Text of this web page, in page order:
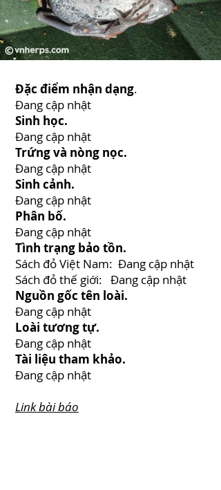
Đặc điểm nhận dạng.
Đang cập nhật
Sinh học.
Đang cập nhật
Trứng và nòng nọc.
Đang cập nhật
Sinh cảnh.
Đang cập nhật
Phân bố.
Đang cập nhật
Tình trạng bảo tồn.
Sách đỏ Việt Nam: Đang cập nhật
Sách đỏ thế giới: Đang cập nhật
Nguồn gốc tên loài.
Đang cập nhật
Loài tương tự.
Đang cập nhật
Tài liệu tham khảo.
Đang cập nhật
Link bài báo